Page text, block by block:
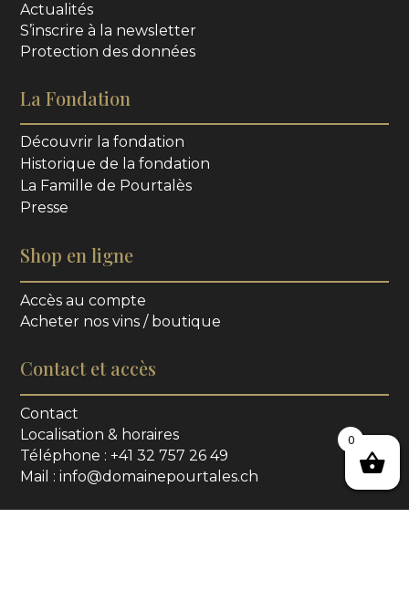
Actualités
S’inscrire à la newsletter
Protection des données
La Fondation
Découvrir la fondation
Historique de la fondation
La Famille de Pourtalès
Presse
Shop en ligne
Accès au compte
Acheter nos vins / boutique
Contact et accès
Contact
Localisation & horaires
Téléphone : +41 32 757 26 49
Mail : info@domainepourtales.ch
0